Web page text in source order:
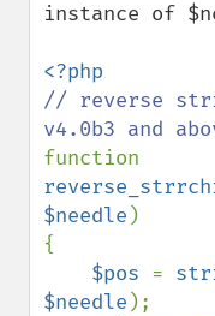
instance of
// reverse
$needle )
{
$pos =
$needle );